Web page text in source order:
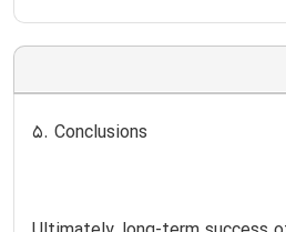
5. Conclusions